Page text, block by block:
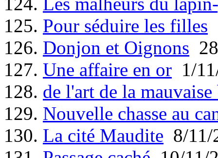
125. Pour séduire les filles
126. Donjon et Oignons
127. Une affaire en or 1/
128. de l'art de la
129. Nouvelle chasse au
130. La cité Maudite 8/11/